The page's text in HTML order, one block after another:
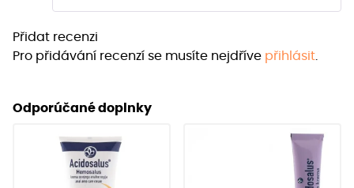
Přidat recenzi
Pro přidávání recenzí se musíte nejdříve přihlásit.
Odporúčané doplnky